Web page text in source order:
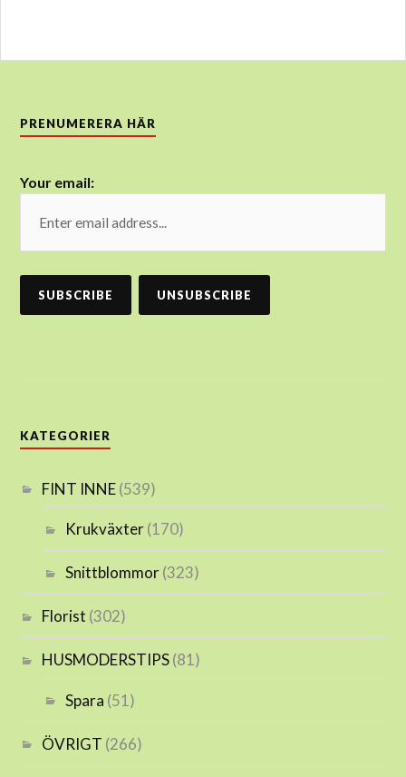
PRENUMERERA HÄR
Your email:
KATEGORIER
FINT INNE(539)
Krukväxter(170)
Snittblommor(323)
Florist (302)
HUSMODERSTIPS(81)
Spara (51)
ÖVRIGT (266)